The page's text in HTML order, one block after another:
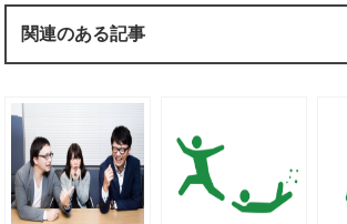
関連のある記事